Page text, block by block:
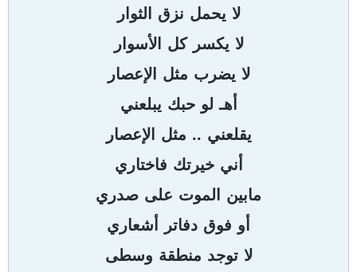
لا يحمل نزق
الثوار
لا يكسر كل
الأسوار
لا يضرب مثل
الإعصار
أهـ لو حبك يبلعني
يقلعني .. مثل
الإعصار
أني خيرتك فاختاري
مابين
الموت على صدري
أو فوق دفاتر
أشعاري
لا توجد منطقة وسطى